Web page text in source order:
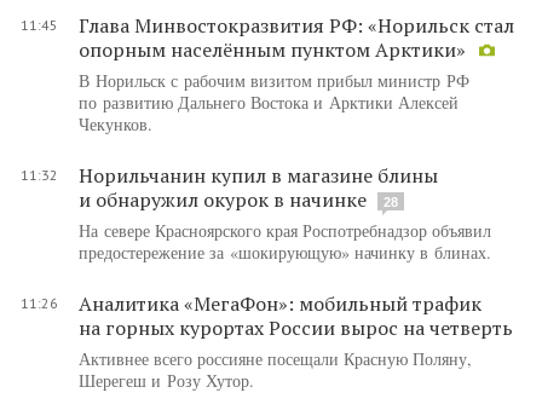
11:45
Глава Минвостокразвития РФ: «Норильск стал
опорным населённым пунктом Арктики»
В Норильск с рабочим визитом прибыл министр РФ
по развитию Дальнего Востока и Арктики Алексей
Чекунков.
11:32
Норильчанин купил в магазине блины
и обнаружил окурок в начинке
28
На севере Красноярского края Роспотребнадзор объявил
предостережение за «шокирующую» начинку в блинах.
11:26
Аналитика «МегаФон»: мобильный трафик
на горных курортах России вырос на четверть
Активнее всего россияне посещали Красную Поляну,
Шерегеш и Розу Хутор.